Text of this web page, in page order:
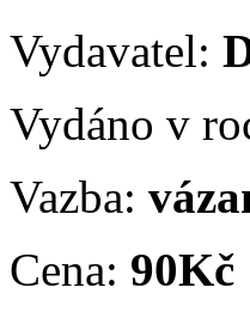
Vydavatel:
Vydáno v
Vazba:
Cena: 90Kč